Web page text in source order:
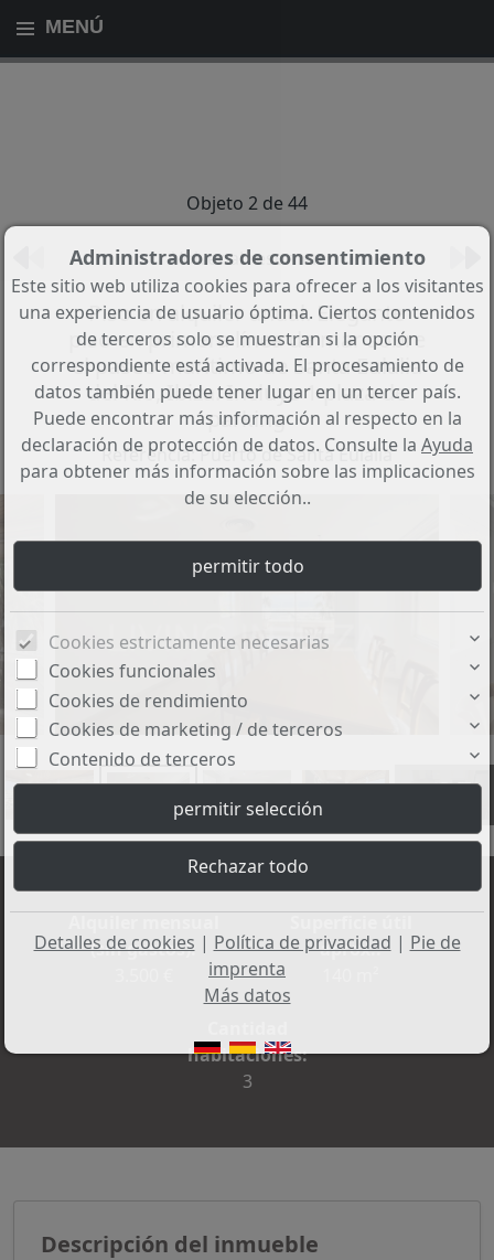
MENÚ
Objeto 2 de 44
Volver al resumen
Piso en alquiler anual. Elegante
piso en primera línea de mar sobre
el paseo marítimo de Santa Eulalia
del Río, Ibiza. Incluye 1 plaza de
parking
Referencia: Puerto de Santa Eulalia
+25
(sin gastos):
aprox.:
habitaciones:
3
Descripción del inmueble
Administradores de consentimiento
Este sitio web utiliza cookies para ofrecer a los visitantes
una experiencia de usuario óptima. Ciertos contenidos
de terceros solo se muestran si la opción
correspondiente está activada. El procesamiento de
datos también puede tener lugar en un tercer país.
Puede encontrar más información al respecto en la
declaración de protección de datos. Consulte la Ayuda
para obtener más información sobre las implicaciones
de su elección..
Cookies estrictamente necesarias
Cookies funcionales
Cookies de rendimiento
Cookies de marketing / de terceros
Contenido de terceros
Detalles de cookies | Política de privacidad | Pie de
imprenta
Más datos